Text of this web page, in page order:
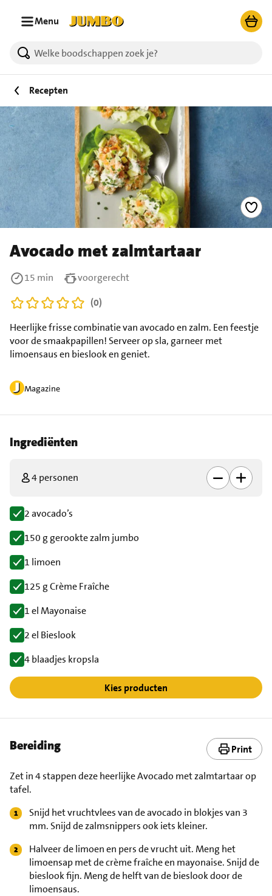
Menu
Recepten
Avocado met zalmtartaar
Magazine
Heerlijke frisse combinatie van avocado en zalm. Een feestje
voor de smaakpapillen! Serveer op sla, garneer met
limoensaus en bieslook en geniet.
15 min
voorgerecht
(0)
Ingrediënten
4 personen
2 avocado’s
150 g gerookte zalm jumbo
1 limoen
125 g Crème Fraîche
1 el Mayonaise
2 el Bieslook
4 blaadjes kropsla
Kies producten
Bereiding Print
Zet in 4 stappen deze heerlijke Avocado met zalmtartaar op
tafel.
Snijd het vruchtvlees van de avocado in blokjes van 3
mm. Snijd de zalmsnippers ook iets kleiner.
Halveer de limoen en pers de vrucht uit. Meng het
limoensap met de crème fraîche en mayonaise. Snijd de
bieslook fijn. Meng de helft van de bieslook door de
limoensaus.